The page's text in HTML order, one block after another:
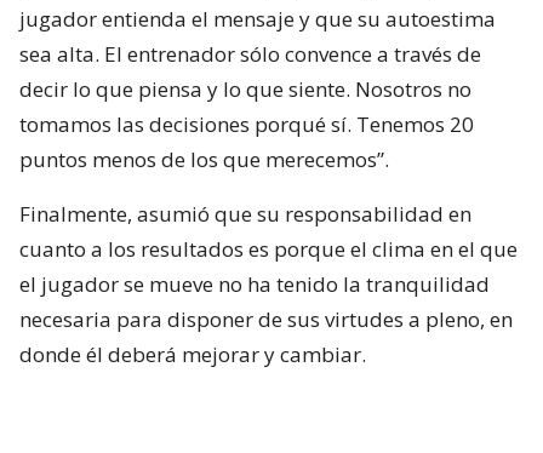
jugador entienda el mensaje y que su autoestima
sea alta. El entrenador sólo convence a través de
decir lo que piensa y lo que siente. Nosotros no
tomamos las decisiones porqué sí. Tenemos 20
puntos menos de los que merecemos”.
Finalmente, asumió que su responsabilidad en
cuanto a los resultados es porque el clima en el que
el jugador se mueve no ha tenido la tranquilidad
necesaria para disponer de sus virtudes a pleno, en
donde él deberá mejorar y cambiar.